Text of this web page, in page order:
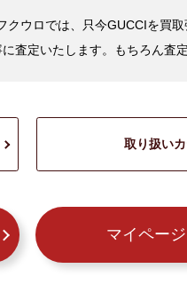
ウロでは、只今GUCCIを買取
査定いたします。もちろん査
取り扱い
マイページ